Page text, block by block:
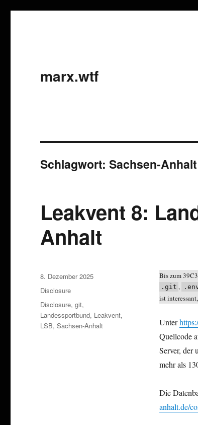
marx.wtf
Schlagwort:Sachsen-Anhalt
Leakvent 8:
Anhalt
Bis zum
.git ,
ist
Unter
Quellcode
Server, der
mehr als
Die
anhalt.de/
Veröffentlicht
am
8. Dezember 2025
Kategorien
Disclosure
Schlagwörter
Disclosure,git,
Landessportbund, Leakvent,
LSB,Sachsen-Anhalt